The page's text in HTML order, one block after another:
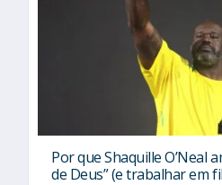
Por que Shaquille O’Neal
de Deus” (e trabalhar em